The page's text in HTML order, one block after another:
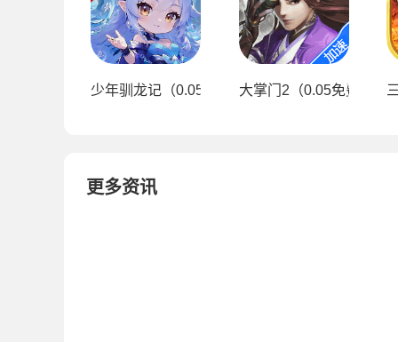
少年驯龙记（0.05折天天送648）大掌门2（0.05免费进阶
更多资讯